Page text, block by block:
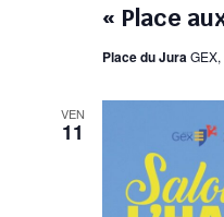
« Place
Place du Jura
VEN
11